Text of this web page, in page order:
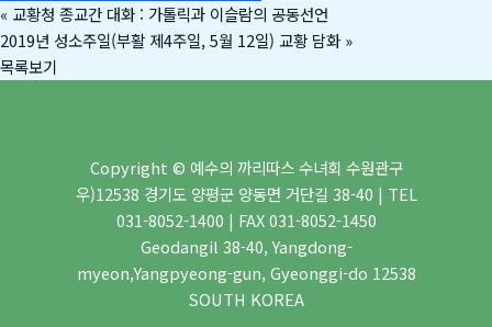
« 교황청 종교간 대화 : 가톨릭과 이슬람의 공동선언
2019년 성소주일(부활 제4주일, 5월 12일) 교황 담화 »
목록보기
Copyright © 예수의 까리따스 수녀회 수원관구
우)12538 경기도 양평군 양동면 거단길 38-40 | TEL
031-8052-1400 | FAX 031-8052-1450
Geodangil 38-40, Yangdong-
myeon,Yangpyeong-gun, Gyeonggi-do 12538
SOUTH KOREA